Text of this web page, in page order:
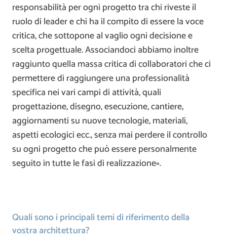
responsabilità per ogni progetto tra chi riveste il
ruolo di leader e chi ha il compito di essere la voce
critica, che sottopone al vaglio ogni decisione e
scelta progettuale. Associandoci abbiamo inoltre
raggiunto quella massa critica di collaboratori che ci
permettere di raggiungere una professionalità
specifica nei vari campi di attività, quali
progettazione, disegno, esecuzione, cantiere,
aggiornamenti su nuove tecnologie, materiali,
aspetti ecologici ecc., senza mai perdere il controllo
su ogni progetto che può essere personalmente
seguito in tutte le fasi di realizzazione».
Quali sono i principali temi di riferimento della
vostra architettura?